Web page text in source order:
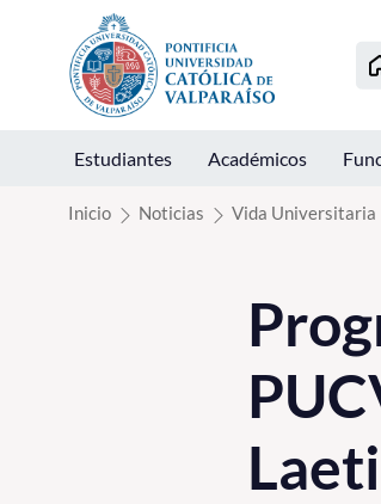
Click acá para ir directamente al contenido
Estudiantes Académicos
Inicio Noticias Vida Universitaria